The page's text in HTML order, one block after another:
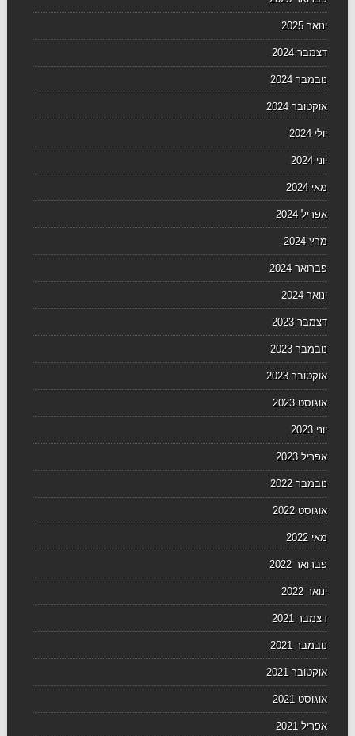
ינואר 2025
דצמבר 2024
נובמבר 2024
אוקטובר 2024
יולי 2024
יוני 2024
מאי 2024
אפריל 2024
מרץ 2024
פברואר 2024
ינואר 2024
דצמבר 2023
נובמבר 2023
אוקטובר 2023
אוגוסט 2023
יוני 2023
אפריל 2023
נובמבר 2022
אוגוסט 2022
מאי 2022
פברואר 2022
ינואר 2022
דצמבר 2021
נובמבר 2021
אוקטובר 2021
אוגוסט 2021
אפריל 2021